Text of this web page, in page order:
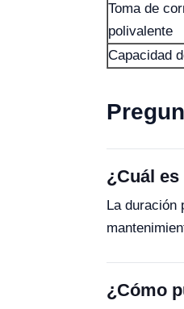
Toma de
polivalente
Capacidad
¿Cuál
La duración
¿Cómo